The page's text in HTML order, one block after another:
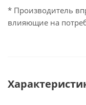
* Производитель
влияющие на